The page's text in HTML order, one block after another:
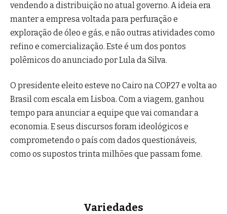
vendendo a distribuição no atual governo. A ideia era
manter a empresa voltada para perfuração e
exploração de óleo e gás, e não outras atividades como
refino e comercialização. Este é um dos pontos
polêmicos do anunciado por Lula da Silva.
O presidente eleito esteve no Cairo na COP27 e volta ao
Brasil com escala em Lisboa. Com a viagem, ganhou
tempo para anunciar a equipe que vai comandar a
economia. E seus discursos foram ideológicos e
comprometendo o país com dados questionáveis,
como os supostos trinta milhões que passam fome.
Variedades